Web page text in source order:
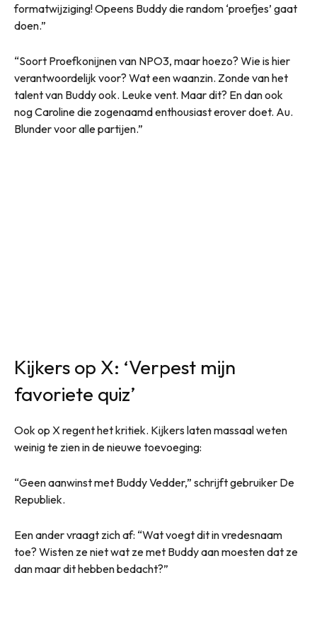
formatwijziging! Opeens Buddy die random ‘proefjes’ gaat
doen.”
“Soort Proefkonijnen van NPO3, maar hoezo? Wie is hier
verantwoordelijk voor? Wat een waanzin. Zonde van het
talent van Buddy ook. Leuke vent. Maar dit? En dan ook
nog Caroline die zogenaamd enthousiast erover doet. Au.
Blunder voor alle partijen.”
Kijkers op X: ‘Verpest mijn
favoriete quiz’
Ook op X regent het kritiek. Kijkers laten massaal weten
weinig te zien in de nieuwe toevoeging:
“Geen aanwinst met Buddy Vedder,” schrijft gebruiker De
Republiek.
Een ander vraagt zich af: “Wat voegt dit in vredesnaam
toe? Wisten ze niet wat ze met Buddy aan moesten dat ze
dan maar dit hebben bedacht?”